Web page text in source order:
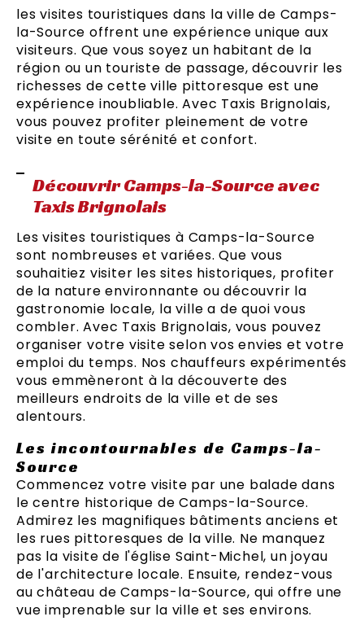
les visites touristiques dans la ville de Camps-
la-Source offrent une expérience unique aux
visiteurs. Que vous soyez un habitant de la
région ou un touriste de passage, découvrir les
richesses de cette ville pittoresque est une
expérience inoubliable. Avec Taxis Brignolais,
vous pouvez profiter pleinement de votre
visite en toute sérénité et confort.
Découvrir Camps-la-Source avec
Taxis Brignolais
Les visites touristiques à Camps-la-Source
sont nombreuses et variées. Que vous
souhaitiez visiter les sites historiques, profiter
de la nature environnante ou découvrir la
gastronomie locale, la ville a de quoi vous
combler. Avec Taxis Brignolais, vous pouvez
organiser votre visite selon vos envies et votre
emploi du temps. Nos chauffeurs expérimentés
vous emmèneront à la découverte des
meilleurs endroits de la ville et de ses
alentours.
Les incontournables de Camps-la-
Source
Commencez votre visite par une balade dans
le centre historique de Camps-la-Source.
Admirez les magnifiques bâtiments anciens et
les rues pittoresques de la ville. Ne manquez
pas la visite de l'église Saint-Michel, un joyau
de l'architecture locale. Ensuite, rendez-vous
au château de Camps-la-Source, qui offre une
vue imprenable sur la ville et ses environs.